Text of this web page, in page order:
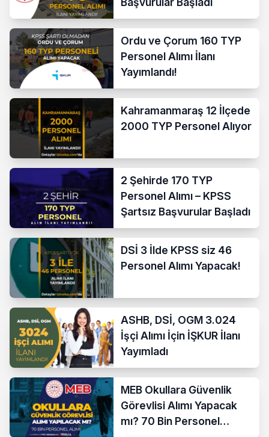
Ordu ve Çorum 160 TYP
Personel Alımı İlanı
Yayımlandı!
Kahramanmaraş 12 İlçede
2000 TYP Personel Alıyor
2 Şehirde 170 TYP
Personel Alımı – KPSS
Şartsız Başvurular Başladı
DSİ 3 İlde KPSS siz 46
Personel Alımı Yapacak!
ASHB, DSİ, OGM 3.024
İşçi Alımı İçin İŞKUR İlanı
Yayımladı
MEB Okullara Güvenlik
Görevlisi Alımı Yapacak
mı? 70 Bin Personel